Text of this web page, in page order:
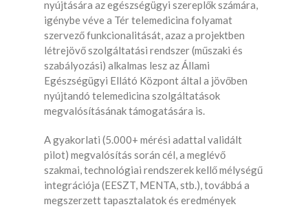
nyújtására az egészségügyi szereplők számára,
igénybe véve a Tér telemedicina folyamat
szervező funkcionalitását, azaz a projektben
létrejövő szolgáltatási rendszer (műszaki és
szabályozási) alkalmas lesz az Állami
Egészségügyi Ellátó Központ által a jövőben
nyújtandó telemedicina szolgáltatások
megvalósításának támogatására is.
A gyakorlati (5.000+ mérési adattal validált
pilot) megvalósítás során cél, a meglévő
szakmai, technológiai rendszerek kellő mélységű
integrációja (EESZT, MENTA, stb.), továbbá a
megszerzett tapasztalatok és eredmények